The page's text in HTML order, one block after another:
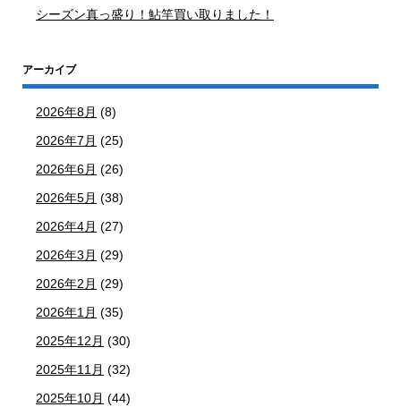
シーズン真っ盛り！鮎竿買い取りました！
アーカイブ
2026年8月 (8)
2026年7月 (25)
2026年6月 (26)
2026年5月 (38)
2026年4月 (27)
2026年3月 (29)
2026年2月 (29)
2026年1月 (35)
2025年12月 (30)
2025年11月 (32)
2025年10月 (44)